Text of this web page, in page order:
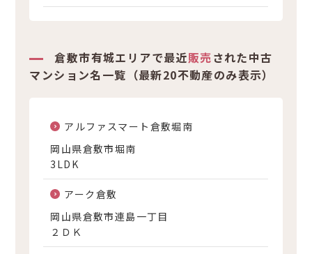
倉敷市有城エリアで最近販売された中古
マンション名一覧（最新20不動産のみ表示）
アルファスマート倉敷堀南
岡山県倉敷市堀南
3LDK
アーク倉敷
岡山県倉敷市連島一丁目
２ＤＫ